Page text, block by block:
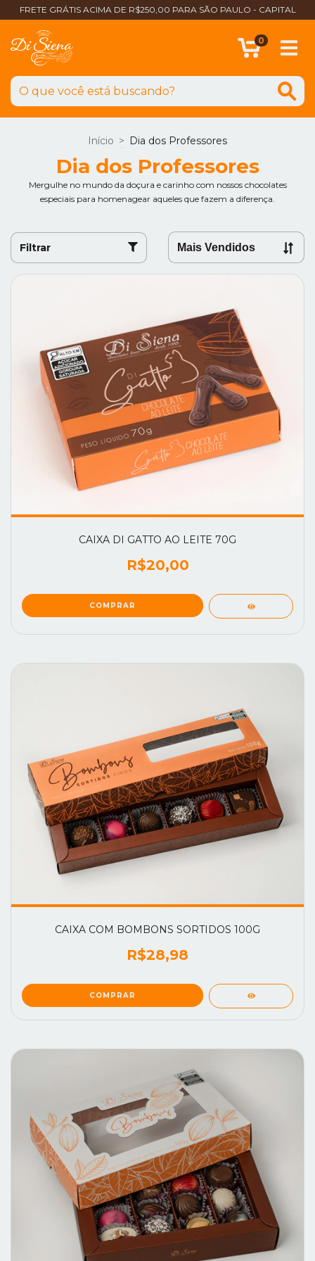
FRETE GRÁTIS ACIMA DE R$250,00 PARA SÃO PAULO - CAPITAL
0
Início > Dia dos Professores
Dia dos Professores
Mergulhe no mundo da doçura e carinho com nossos chocolates
especiais para homenagear aqueles que fazem a diferença.
Filtrar
CAIXA DI GATTO AO LEITE 70G
R$20,00
CAIXA COM BOMBONS SORTIDOS 100G
R$28,98
COMPRAR